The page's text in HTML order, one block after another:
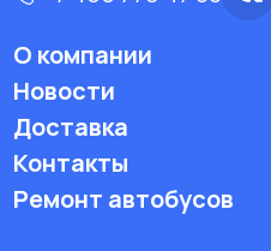
О компании
Новости
Доставка
Контакты
Ремонт автобусов